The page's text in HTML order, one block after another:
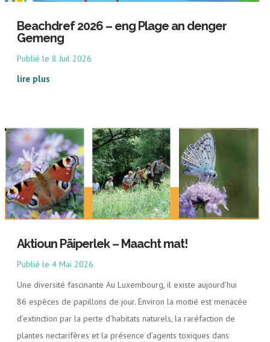
Beachdref 2026 – eng Plage an denger
Gemeng
8 Juil 2026
lire plus
Aktioun Päiperlek – Maacht mat!
4 Mai 2026
Une diversité fascinante Au Luxembourg, il existe aujourd’hui
86 espèces de papillons de jour. Environ la moitié est menacée
d’extinction par la perte d’habitats naturels, la raréfaction de
plantes nectarifères et la présence d’agents toxiques dans